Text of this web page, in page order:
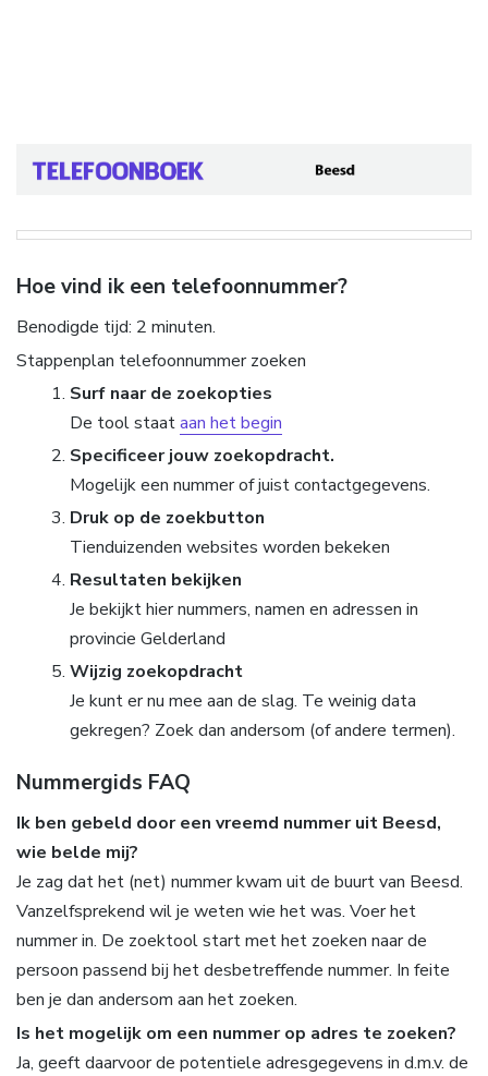
Hoe vind ik een telefoonnummer?
Benodigde tijd: 2 minuten.
Stappenplan telefoonnummer zoeken
Surf naar de zoekopties
De tool staataan het begin
Specificeer jouw zoekopdracht.
Mogelijk een nummer of juist contactgegevens.
Druk op de zoekbutton
Tienduizenden websites worden bekeken
Resultaten bekijken
Je bekijkt hier nummers, namen en adressen in
provincie Gelderland
Wijzig zoekopdracht
Je kunt er nu mee aan de slag. Te weinig data
gekregen? Zoek dan andersom (of andere termen).
Nummergids FAQ
Ik ben gebeld door een vreemd nummer uit Beesd,
wie belde mij?
Je zag dat het (net) nummer kwam uit de buurt van Beesd.
Vanzelfsprekend wil je weten wie het was. Voer het
nummer in. De zoektool start met het zoeken naar de
persoon passend bij het desbetreffende nummer. In feite
ben je dan andersom aan het zoeken.
Is het mogelijk om een nummer op adres te zoeken?
Ja, geeft daarvoor de potentiele adresgegevens in d.m.v. de